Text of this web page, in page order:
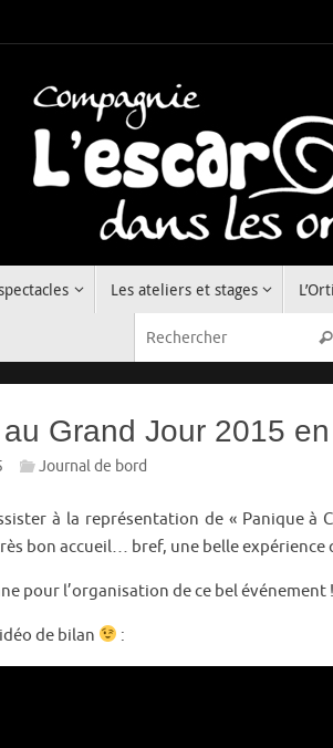
Les ateliers et stages
Grand Jour 2015
Journal de bord
à la représentation de « Panique à
bon accueil… bref, une belle
pour l’organisation de ce bel événement !
de bilan :